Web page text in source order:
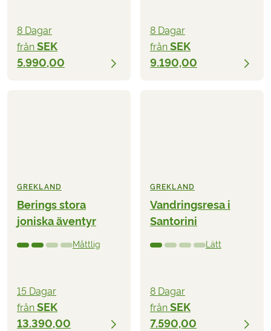
8 Dagar
från SEK
5.990,00
8 Dagar
från SEK
9.190,00
GREKLAND
Berings stora
joniska äventyr
Måttlig
15 Dagar
från SEK
13.390,00
GREKLAND
Vandringsresa i
Santorini
Lätt
8 Dagar
från SEK
7.590,00